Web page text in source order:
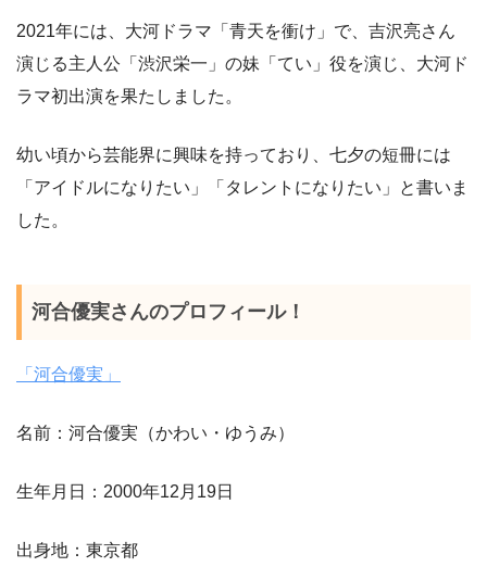
2021年には、大河ドラマ「青天を衝け」で、吉沢亮さん
演じる主人公「渋沢栄一」の妹「てい」役を演じ、大河ド
ラマ初出演を果たしました。
幼い頃から芸能界に興味を持っており、七夕の短冊には
「アイドルになりたい」「タレントになりたい」と書いま
した。
河合優実さんのプロフィール！
「河合優実」
名前：河合優実（かわい・ゆうみ）
生年月日：2000年12月19日
出身地：東京都